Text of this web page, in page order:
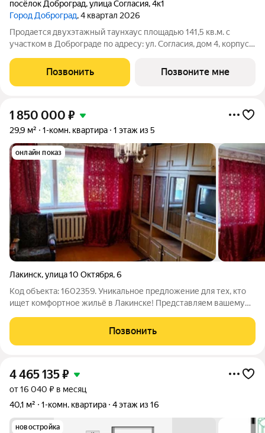
посёлок Доброград,улица Согласия,4к1
Город Доброград, 4 квартал 2026
Продается двухэтажный таунхаус площадью 141,5 кв.м. с
участком в Доброграде по адресу: ул. Согласия, дом 4, корпус
собственное парковочное место. Предусмотрено
индивидуальное отопление
Позвонить Позвоните мне
1 850 000 ₽
29,9 м² 1-комн. квартира 1 этаж из 5
онлайн показ
Лакинск,улица 10 Октября,6
Код объекта: 1602359. Уникальное предложение для тех, кто
ищет комфортное жильё в Лакинске! Представляем вашему
10 Октября, 6. Квартира расположена на первом высоком
этаже пятиэтажного
Позвонить
4 465 135₽
от 16 040 ₽ в месяц
40,1 м²
1-комн. квартира 4 этаж из 16
новостройка